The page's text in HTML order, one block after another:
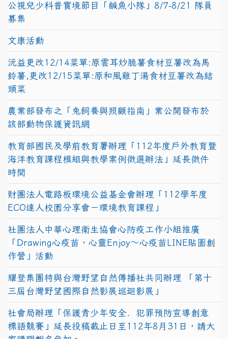
公視兒少科普實境節目「鹹魚小隊」8/7-8/21 隊員
募集
文康活動
沅益更改12/14菜單:原雲耳炒脆薯食材豆薯改為馬
鈴薯,更改12/15菜單:原和風雞丁湯食材豆薯改為結
頭菜
農業部發布之「兔飼養與照顧指南」業公開發布於
該部動物保護資訊網
教育部國民及學前教育署辦理「112年度戶外教育暨
海洋教育課程模組與教學案例徵選辦法」延長徵件
時間
財團法人電路板環境公益基金會辦理「112學年度
ECO達人校園分享會－環境教育課程」
社團法人中華心理衛生協會心防疫工作小組推廣
「Drawing心疫苗，心靈Enjoy〜心疫苗LINE貼圖創
作營」活動
耀登集團特與台灣野望自然傳播社共同辦理 「第十
三屆台灣野望國際自然影展巡迴影展」
社會局辦理「保護青少年安全．犯罪預防宣導創意
標語競賽」延長投稿截止日至112年8月31日，請大